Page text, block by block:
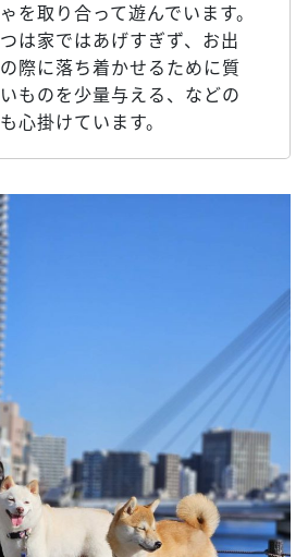
を取り合って遊んでいます。
は家ではあげすぎず、お出
際に落ち着かせるために質
ものを少量与える、などの
心掛けています。